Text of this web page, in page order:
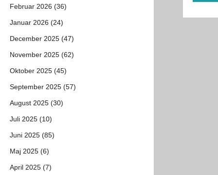
Februar 2026 (36)
Januar 2026 (24)
December 2025 (47)
November 2025 (62)
Oktober 2025 (45)
September 2025 (57)
August 2025 (30)
Juli 2025 (10)
Juni 2025 (85)
Maj 2025 (6)
April 2025 (7)